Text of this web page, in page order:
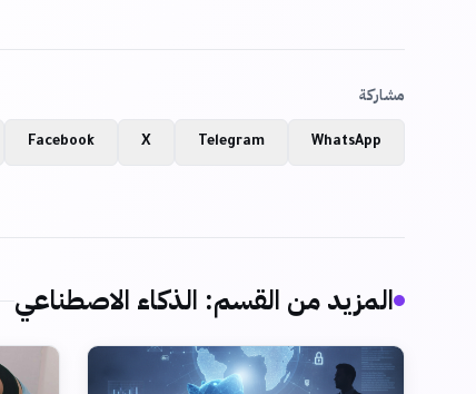
مشاركة
WhatsApp
Telegram
X
Facebook
المزيد من القسم: الذكاء الاصطناعي